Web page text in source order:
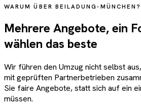
WARUM ÜBER BEILADUNG-MÜNCHEN?
Mehrere Angebote, ein
wählen das beste
Wir führen den Umzug nicht selbst
mit geprüften Partnerbetrieben
Sie faire Angebote, statt sich auf ein
müssen.